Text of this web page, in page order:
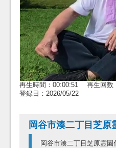
再生時間：00:00:51 再生回数
登録日：2026/05/22
岡谷市湊二丁目芝原
岡谷市湊二丁目芝原霊